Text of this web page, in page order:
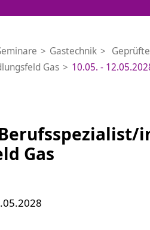
Gastechnik
Gas
10.05. -
Gas